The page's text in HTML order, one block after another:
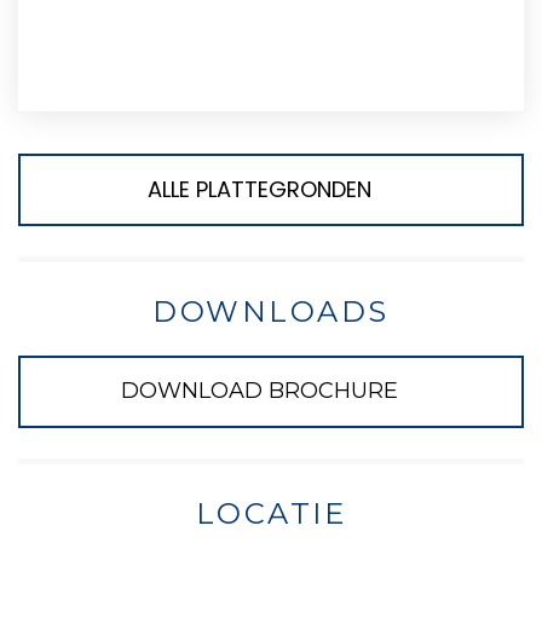
ALLE PLATTEGRONDEN
DOWNLOADS
DOWNLOAD BROCHURE
LOCATIE